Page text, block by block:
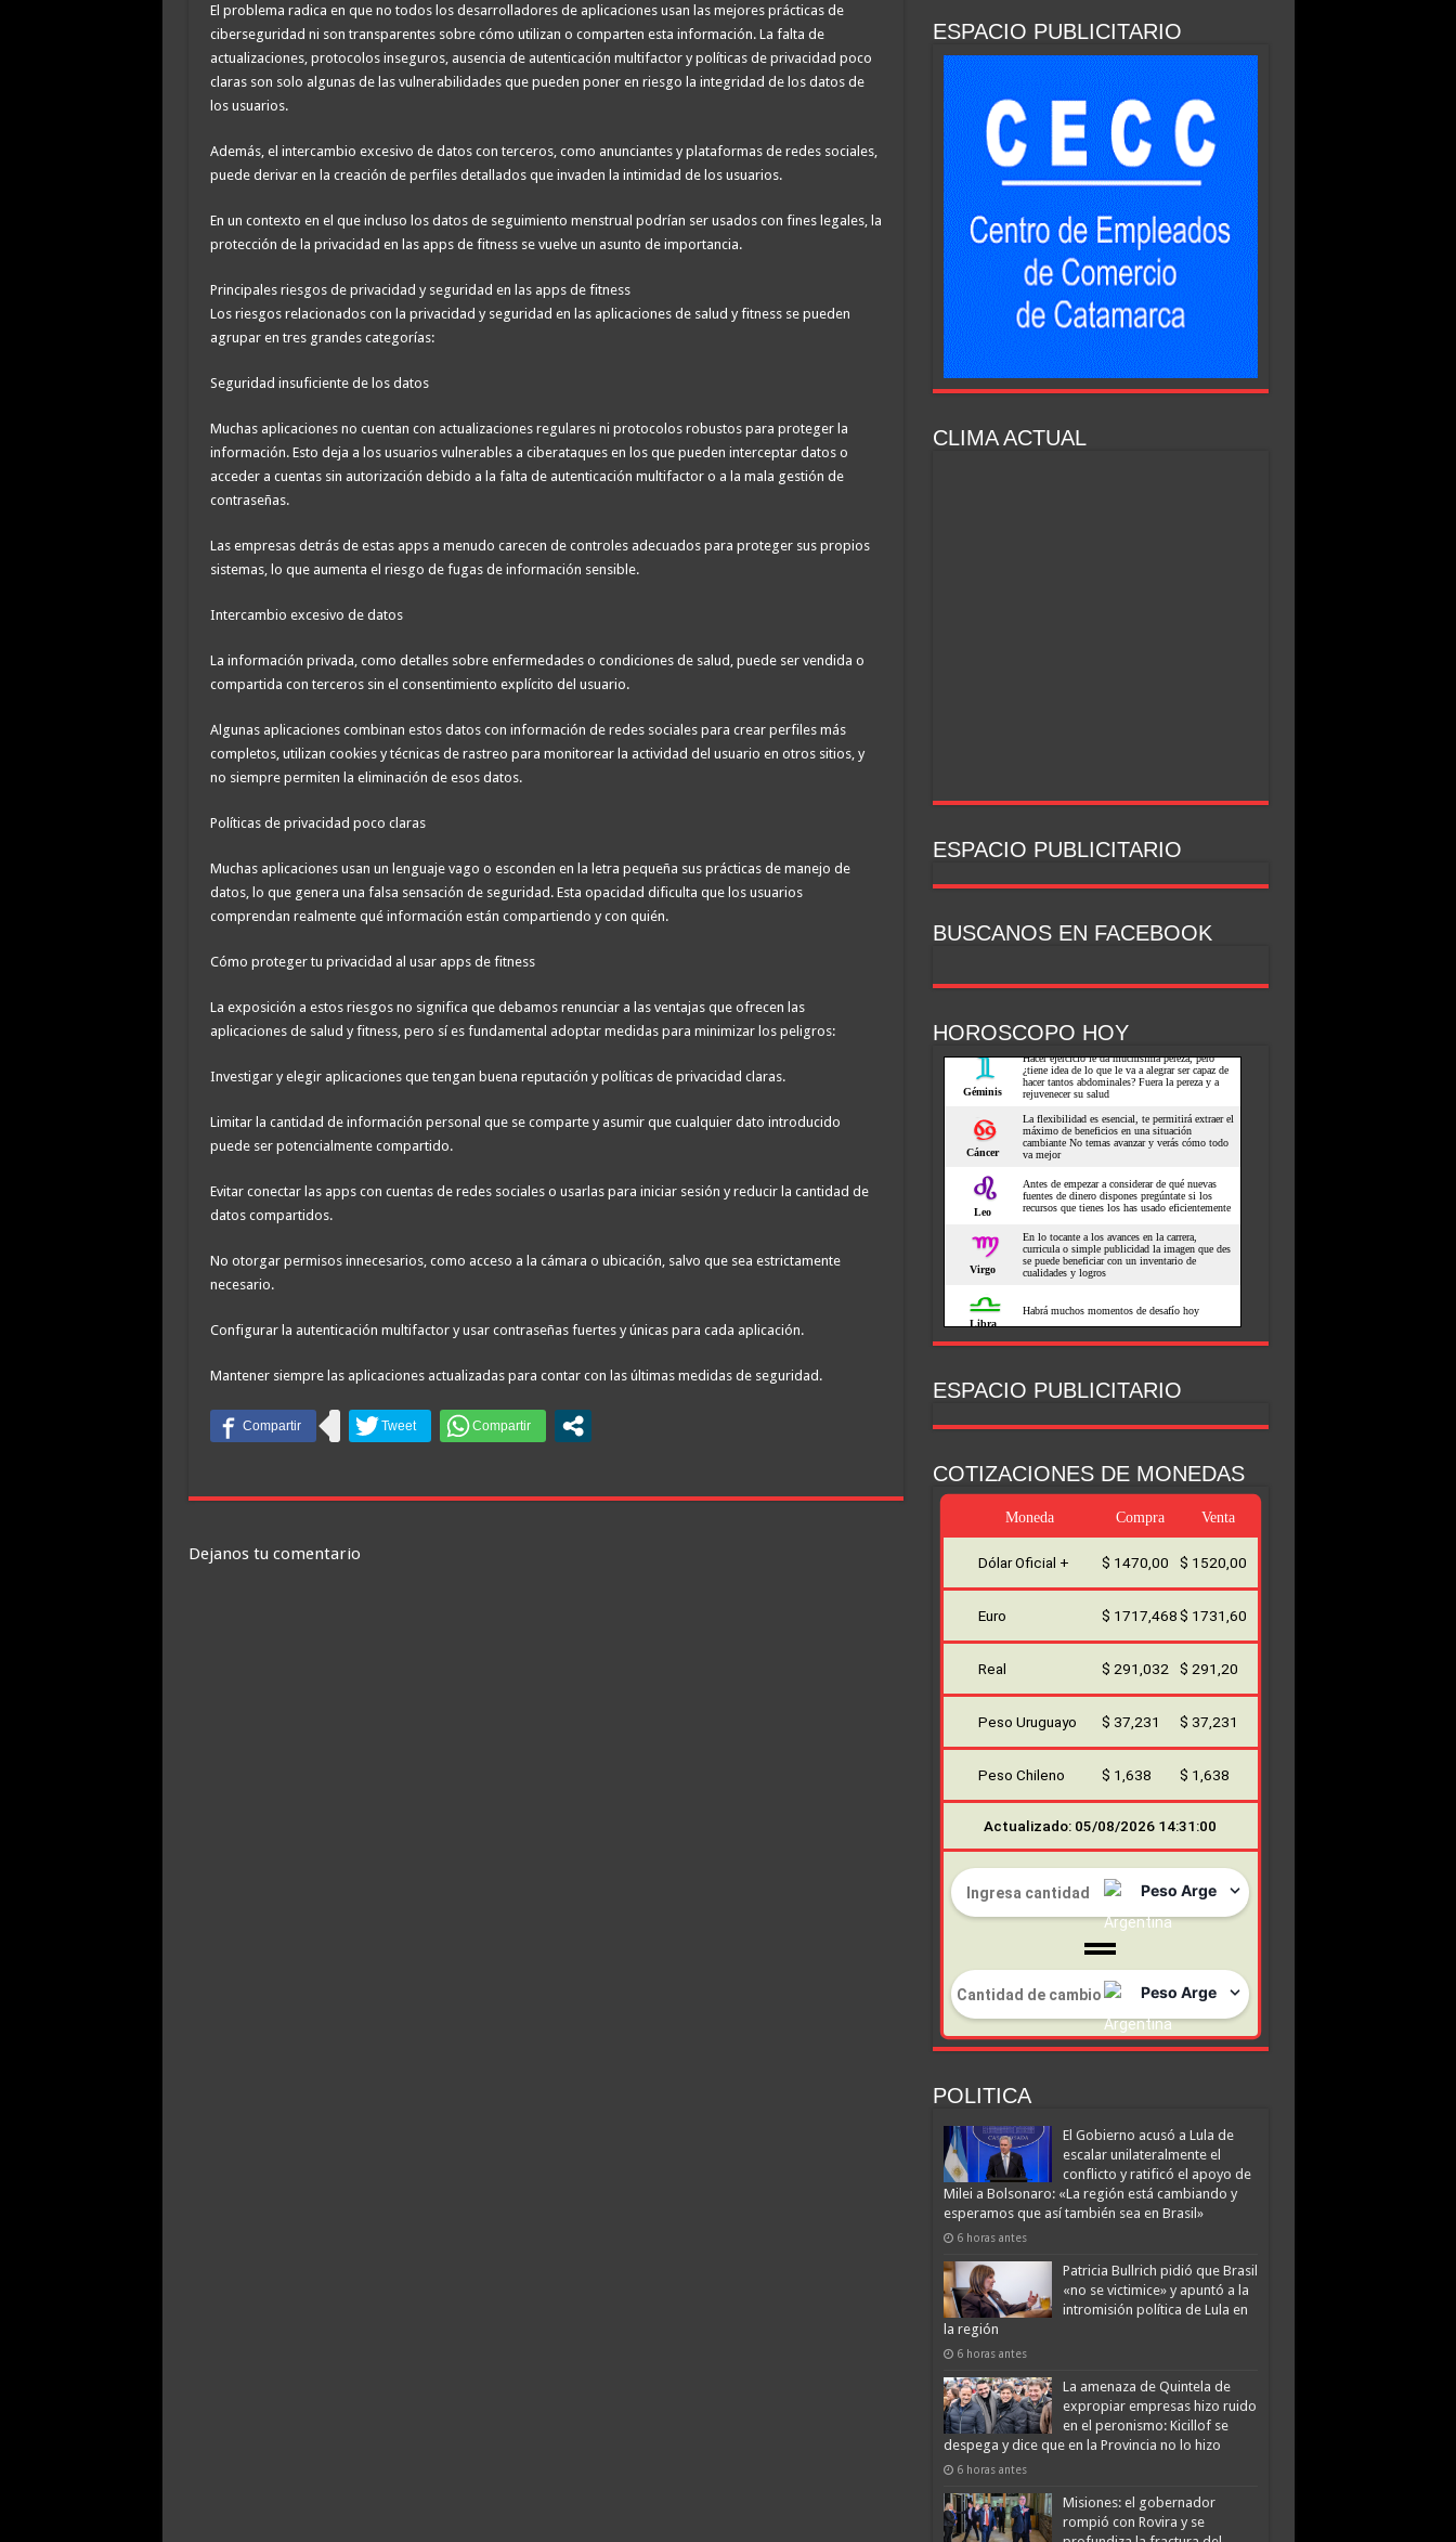
El problema radica en que no todos los desarrolladores de aplicaciones usan las mejores prácticas de
ciberseguridad ni son transparentes sobre cómo utilizan o comparten esta información. La falta de
actualizaciones, protocolos inseguros, ausencia de autenticación multifactor y políticas de privacidad poco
claras son solo algunas de las vulnerabilidades que pueden poner en riesgo la integridad de los datos de
los usuarios.
Además, el intercambio excesivo de datos con terceros, como anunciantes y plataformas de redes sociales,
puede derivar en la creación de perfiles detallados que invaden la intimidad de los usuarios.
En un contexto en el que incluso los datos de seguimiento menstrual podrían ser usados con fines legales, la
protección de la privacidad en las apps de fitness se vuelve un asunto de importancia.
Principales riesgos de privacidad y seguridad en las apps de fitness
Los riesgos relacionados con la privacidad y seguridad en las aplicaciones de salud y fitness se pueden
agrupar en tres grandes categorías:
Seguridad insuficiente de los datos
Muchas aplicaciones no cuentan con actualizaciones regulares ni protocolos robustos para proteger la
información. Esto deja a los usuarios vulnerables a ciberataques en los que pueden interceptar datos o
acceder a cuentas sin autorización debido a la falta de autenticación multifactor o a la mala gestión de
contraseñas.
Las empresas detrás de estas apps a menudo carecen de controles adecuados para proteger sus propios
sistemas, lo que aumenta el riesgo de fugas de información sensible.
Intercambio excesivo de datos
La información privada, como detalles sobre enfermedades o condiciones de salud, puede ser vendida o
compartida con terceros sin el consentimiento explícito del usuario.
Algunas aplicaciones combinan estos datos con información de redes sociales para crear perfiles más
completos, utilizan cookies y técnicas de rastreo para monitorear la actividad del usuario en otros sitios, y
no siempre permiten la eliminación de esos datos.
Políticas de privacidad poco claras
Muchas aplicaciones usan un lenguaje vago o esconden en la letra pequeña sus prácticas de manejo de
datos, lo que genera una falsa sensación de seguridad. Esta opacidad dificulta que los usuarios
comprendan realmente qué información están compartiendo y con quién.
Cómo proteger tu privacidad al usar apps de fitness
La exposición a estos riesgos no significa que debamos renunciar a las ventajas que ofrecen las
aplicaciones de salud y fitness, pero sí es fundamental adoptar medidas para minimizar los peligros:
Investigar y elegir aplicaciones que tengan buena reputación y políticas de privacidad claras.
Limitar la cantidad de información personal que se comparte y asumir que cualquier dato introducido
puede ser potencialmente compartido.
Evitar conectar las apps con cuentas de redes sociales o usarlas para iniciar sesión y reducir la cantidad de
datos compartidos.
No otorgar permisos innecesarios, como acceso a la cámara o ubicación, salvo que sea estrictamente
necesario.
Configurar la autenticación multifactor y usar contraseñas fuertes y únicas para cada aplicación.
Mantener siempre las aplicaciones actualizadas para contar con las últimas medidas de seguridad.
Dejanos tu comentario
ESPACIO PUBLICITARIO
CLIMA ACTUAL
ESPACIO PUBLICITARIO
BUSCANOS EN FACEBOOK
HOROSCOPO HOY
ESPACIO PUBLICITARIO
COTIZACIONES DE MONEDAS
Moneda Compra Venta
Dólar Oficial + $ 1470,00 $ 1520,00
Euro $ 1717,468$ 1731,60
Real $ 291,032 $ 291,20
Peso Uruguayo $ 37,231 $ 37,231
Peso Chileno $ 1,638 $ 1,638
Actualizado: 05/08/2026 14:31:00
POLITICA
El Gobierno acusó a Lula de
escalar unilateralmente el
conflicto y ratificó el apoyo de
Milei a Bolsonaro: «La región está cambiando y
esperamos que así también sea en Brasil»
6 horas antes
Patricia Bullrich pidió que Brasil
«no se victimice» y apuntó a la
intromisión política de Lula en
la región
6 horas antes
La amenaza de Quintela de
expropiar empresas hizo ruido
en el peronismo: Kicillof se
despega y dice que en la Provincia no lo hizo
6 horas antes
Misiones: el gobernador
rompió con Rovira y se